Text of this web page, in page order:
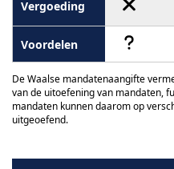
De Waalse mandatenaangifte
van de uitoefening van mandaten,
mandaten kunnen daarom op
uitgeoefend.